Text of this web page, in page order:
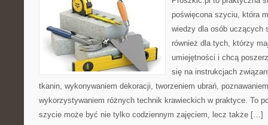
poświęcona szyciu, która
wiedzy dla osób uczących
również dla tych, którzy
umiejętności i chcą
się na instrukcjach
tkanin, wykonywaniem dekoracji, tworzeniem ubrań,
wykorzystywaniem różnych technik krawieckich w praktyce. To
szycie może być nie tylko codziennym zajęciem, lecz także […]